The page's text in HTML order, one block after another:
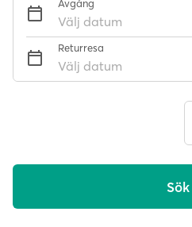
Avgång
Välj datum
Returresa
Välj datum
Sök